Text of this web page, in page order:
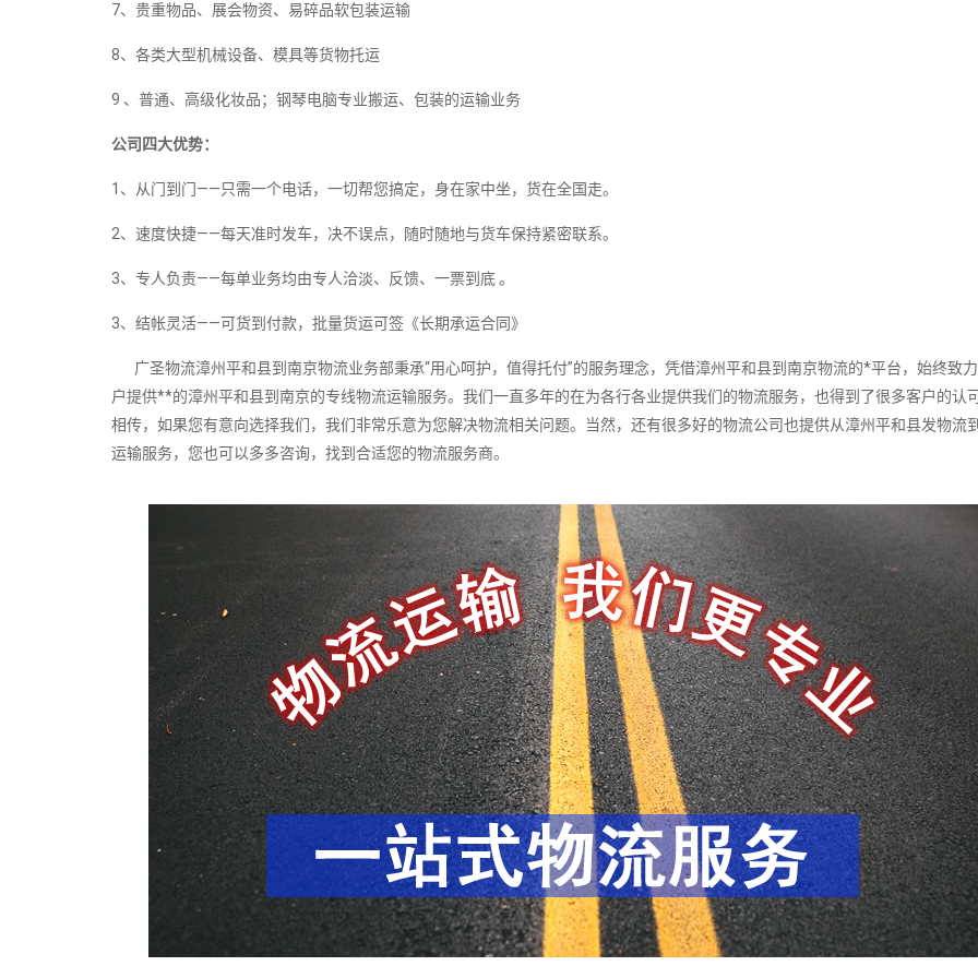
7、贵重物品、展会物资、易碎品软包装运输
8、各类大型机械设备、模具等货物托运
9 、普通、高级化妆品；钢琴电脑专业搬运、包装的运输业务
公司四大优势：
1、从门到门——只需一个电话，一切帮您搞定，身在家中坐，货在全国走。
2、速度快捷——每天准时发车，决不误点，随时随地与货车保持紧密联系。
3、专人负责——每单业务均由专人洽淡、反馈、一票到底 。
3、结帐灵活——可货到付款，批量货运可签《长期承运合同》
广圣物流漳州平和县到南京物流业务部秉承“用心呵护，值得托付”的服务理念，凭借漳州平和县到南京物流的*平台，始终致
户提供**的漳州平和县到南京的专线物流运输服务。我们一直多年的在为各行各业提供我们的物流服务，也得到了很多客户的认
相传，如果您有意向选择我们，我们非常乐意为您解决物流相关问题。当然，还有很多好的物流公司也提供从漳州平和县发物流
运输服务，您也可以多多咨询，找到合适您的物流服务商。